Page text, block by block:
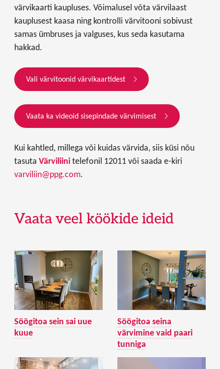
värvikaarti kaupluses. Võimalusel võta värvilaast
kauplusest kaasa ning kontrolli värvitooni sobivust
samas ümbruses ja valguses, kus seda kasutama
hakkad.
Vali värvitoonid värvikaartidest
Vaata ka videoid sisepindade värvimisest
Kui kahtled, millega või kuidas värvida, siis küsi nõu
tasuta Värviliinitelefonil 12011või saada e-kiri
varviliin@ppg.com.
Vaata veel köökide ideid
Söögitoa sein sai uue
kuue
Söögitoa seina
värvimine vaid paari
tunniga